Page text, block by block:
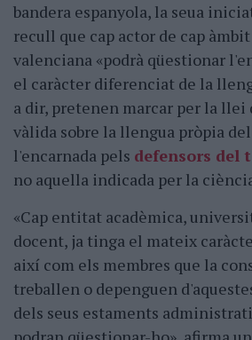
bandera espanyola, la seua
recull que cap actor de cap
valenciana «podrà qüestionar
el caràcter diferenciat de la
a dir, pretenen marcar per la
vàlida sobre la llengua pròpia
l'encarnada pels defensors del
no aquella indicada per la
«Cap entitat acadèmica,
docent, ja tinga el mateix
així com els membres que la
treballen o depenguen
dels seus estaments